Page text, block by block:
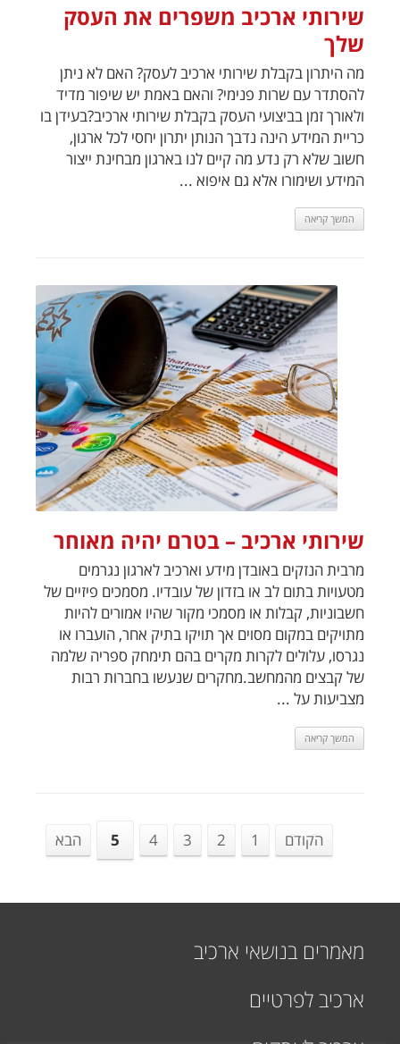
שירותי ארכיב משפרים את העסק
שלך
מה היתרון בקבלת שירותי ארכיב לעסק? האם לא ניתן
להסתדר עם שרות פנימי? והאם באמת יש שיפור מדיד
ולאורך זמן בביצועי העסק בקבלת שירותי ארכיב?בעידן בו
כריית המידע הינה נדבך הנותן יתרון יחסי לכל ארגון,
חשוב שלא רק נדע מה קיים לנו בארגון מבחינת ייצור
המידע ושימורו אלא גם איפוא ...
המשך קריאה
שירותי ארכיב – בטרם יהיה מאוחר
מרבית הנזקים באובדן מידע וארכיב לארגון נגרמים
מטעויות בתום לב או בזדון של עובדיו. מסמכים פיזיים של
חשבוניות, קבלות או מסמכי מקור שהיו אמורים להיות
מתויקים במקום מסוים אך תויקו בתיק אחר, הועברו או
נגרסו, עלולים לקרות מקרים בהם תימחק ספריה שלמה
של קבצים מהמחשב.מחקרים שנעשו בחברות רבות
מצביעות על ...
המשך קריאה
הקודם 1
2
3
4
5 הבא
מאמרים בנושאי ארכיב
ארכיב לפרטיים